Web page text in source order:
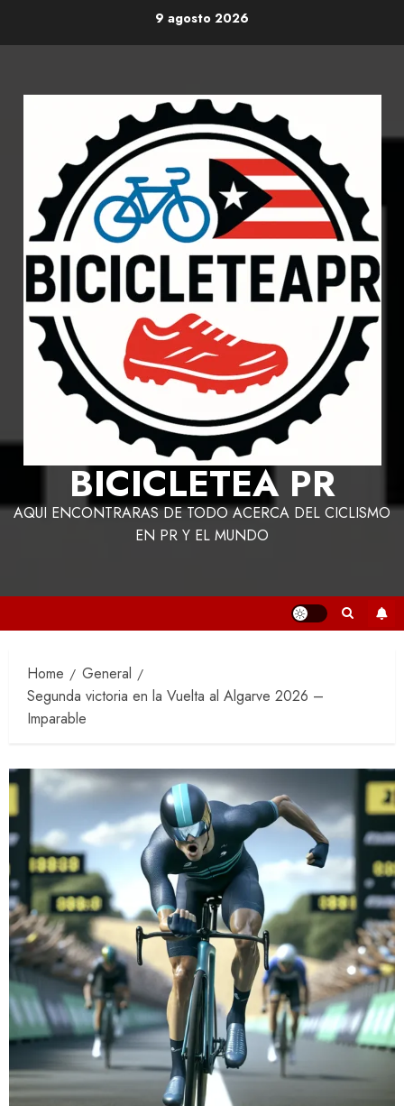
9 agosto 2026
BICICLETEA PR
AQUI ENCONTRARAS DE TODO ACERCA DEL CICLISMO
EN PR Y EL MUNDO
Home
General
Segunda victoria en la Vuelta al Algarve 2026 –
Imparable